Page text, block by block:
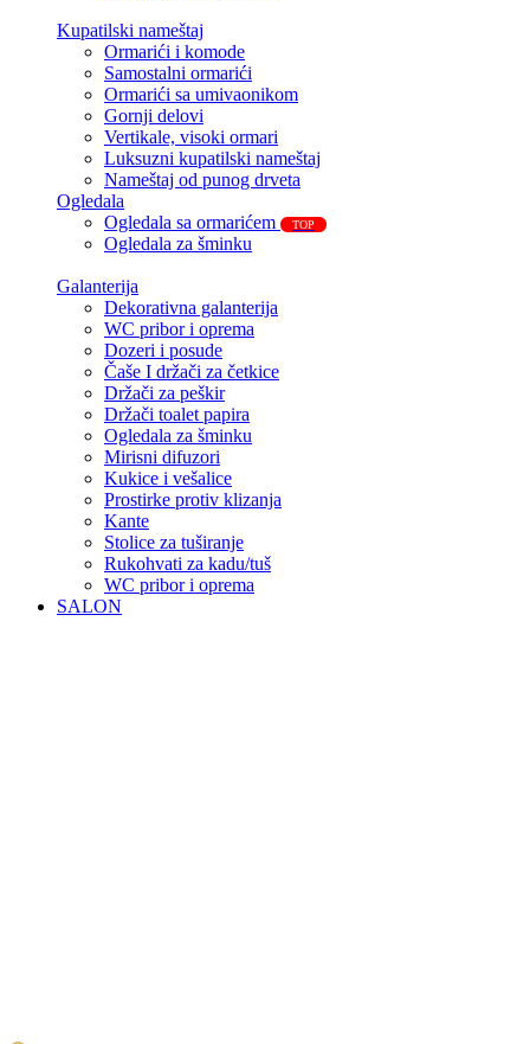
Kupatilski nameštaj
Ormarići i komode
Samostalni ormarići
Ormarići sa umivaonikom
Gornji delovi
Vertikale, visoki ormari
Luksuzni kupatilski nameštaj
Nameštaj od punog drveta
Ogledala
Ogledala sa ormarićem
TOP
Ogledala za šminku
Galanterija
Dekorativna galanterija
WC pribor i oprema
Dozeri i posude
Čaše I držači za četkice
Držači za peškir
Držači toalet papira
Ogledala za šminku
Mirisni difuzori
Kukice i vešalice
Prostirke protiv klizanja
Kante
Stolice za tuširanje
Rukohvati za kadu/tuš
WC pribor i oprema
SALON